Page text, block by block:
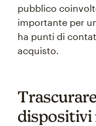
pubblico
importante per
ha punti di
acquisto.
dispositivi